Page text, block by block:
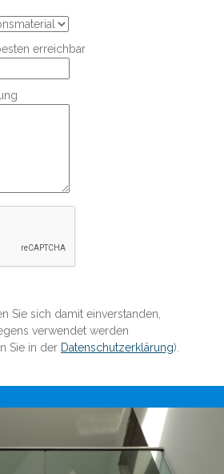
erreichbar
Sie sich damit einverstanden,
verwendet werden
Sie in der Datenschutzerklärung).